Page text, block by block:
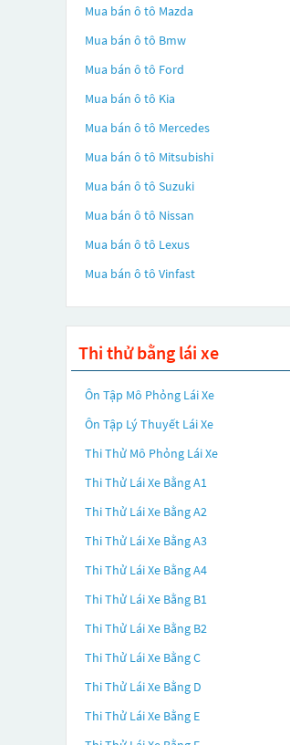
Mua bán ô tô Mazda
Mua bán ô tô Bmw
Mua bán ô tô Ford
Mua bán ô tô Kia
Mua bán ô tô Mercedes
Mua bán ô tô Mitsubishi
Mua bán ô tô Suzuki
Mua bán ô tô Nissan
Mua bán ô tô Lexus
Mua bán ô tô Vinfast
Thi thử bằng lái xe
Ôn Tập Mô Phỏng Lái Xe
Ôn Tập Lý Thuyết Lái Xe
Thi Thử Mô Phỏng Lái Xe
Thi Thử Lái Xe Bằng A1
Thi Thử Lái Xe Bằng A2
Thi Thử Lái Xe Bằng A3
Thi Thử Lái Xe Bằng A4
Thi Thử Lái Xe Bằng B1
Thi Thử Lái Xe Bằng B2
Thi Thử Lái Xe Bằng C
Thi Thử Lái Xe Bằng D
Thi Thử Lái Xe Bằng E